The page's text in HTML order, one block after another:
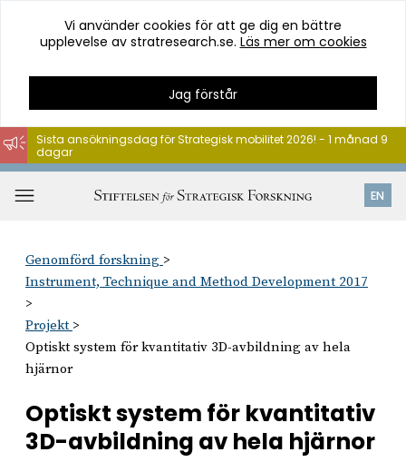
Hoppa
till
innehåll
Vi använder cookies för att ge dig en bättre
upplevelse av stratresearch.se. Läs mer om cookies
Jag förstår
EN
Sista ansökningsdag för Strategisk mobilitet 2026! - 1 månad 9
dagar
Genomförd forskning
Instrument, Technique and Method Development 2017
Projekt
Optiskt system för kvantitativ 3D-avbildning av hela
hjärnor
Optiskt system för kvantitativ
3D-avbildning av hela hjärnor